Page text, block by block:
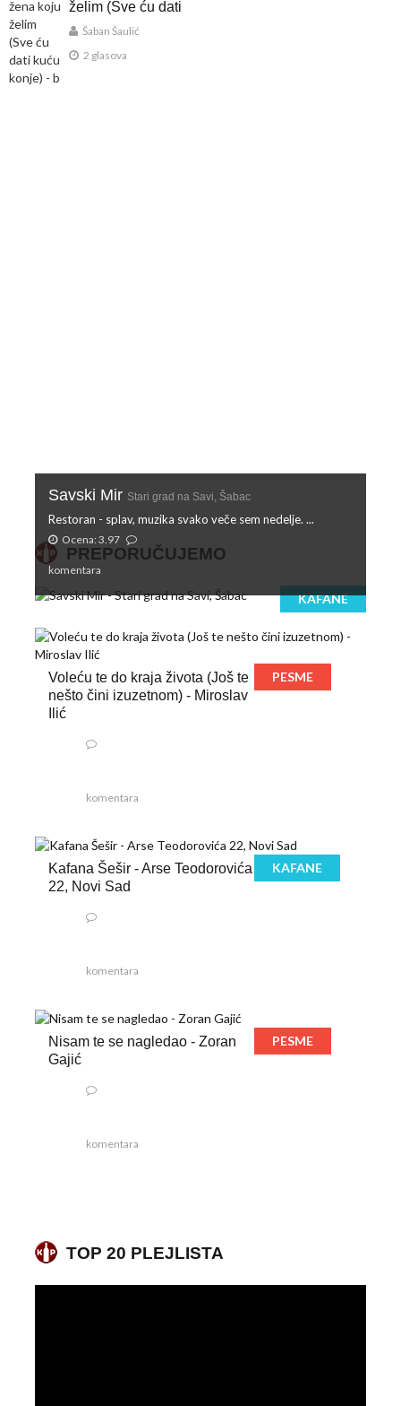
želim (Sve ću dati
kuću konje)
Šaban Šaulić
2 glasova
PREPORUČUJEMO
KAFANE
Savski Mir Stari grad na Savi, Šabac
Restoran - splav, muzika svako veče sem nedelje. ...
Ocena: 3.97
komentara
Voleću te do kraja života (Još te
nešto čini izuzetnom) - Miroslav
Ilić
PESME
komentara
Kafana Šešir - Arse Teodorovića
22, Novi Sad
KAFANE
komentara
Nisam te se nagledao - Zoran
Gajić
PESME
komentara
TOP 20 PLEJLISTA